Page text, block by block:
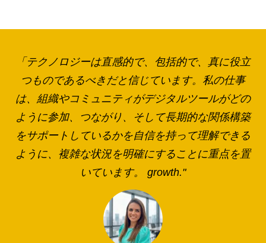
「テクノロジーは直感的で、包括的で、真に役立
つものであるべきだと信じています。私の仕事
は、組織やコミュニティがデジタルツールがどの
ように参加、つながり、そして長期的な関係構築
をサポートしているかを自信を持って理解できる
ように、複雑な状況を明確にすることに重点を置
いています。 growth."